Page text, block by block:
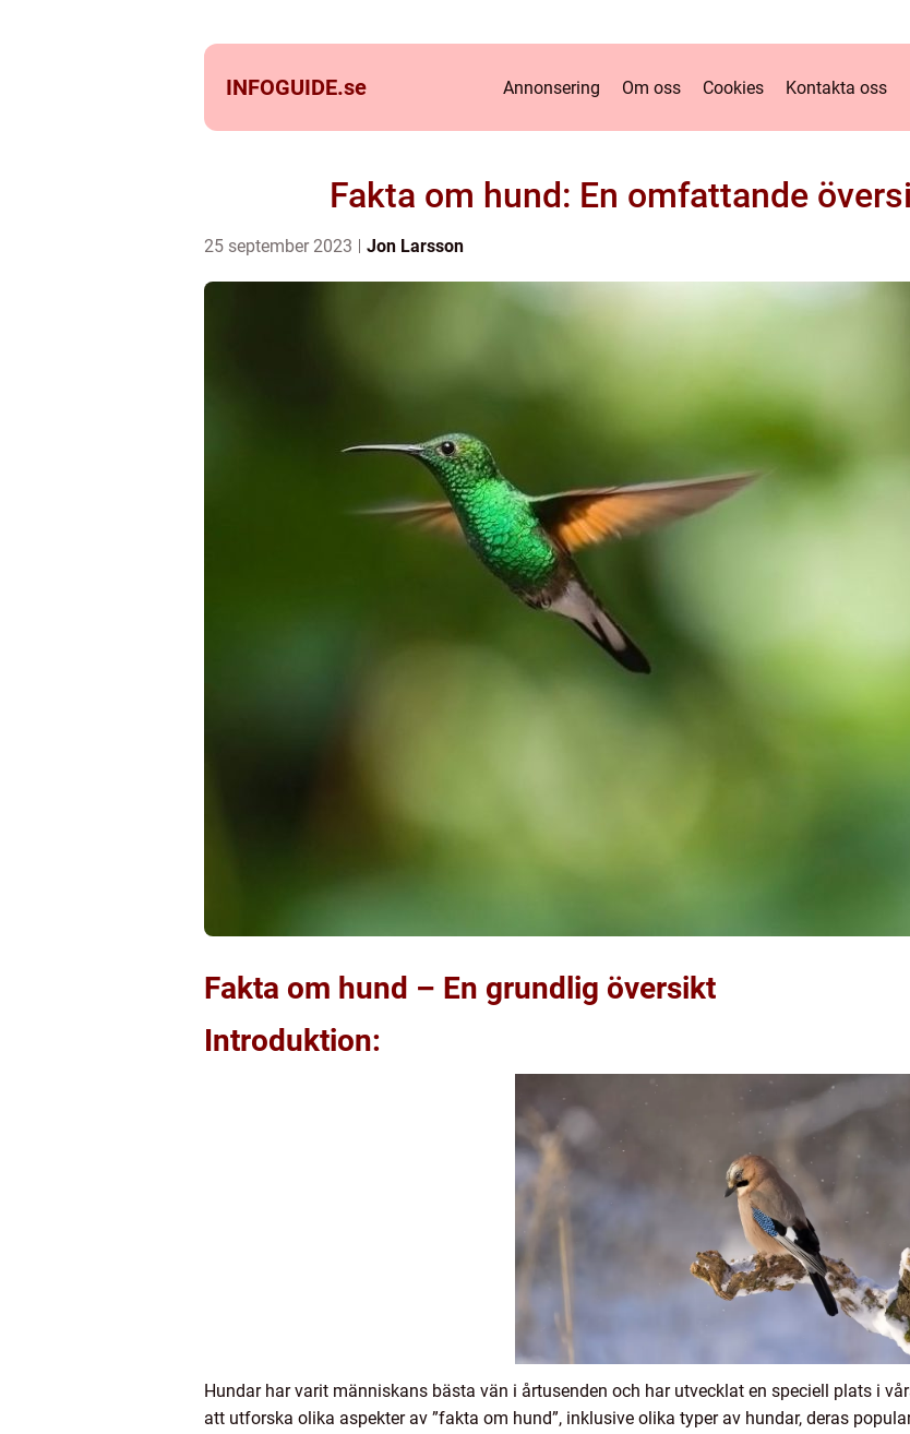
INFOGUIDE.se Annonsering Om oss Cookies Kontakta oss
Fakta om hund: En omfattande
25 september 2023 Jon Larsson
Fakta om hund – En grundlig översikt
Introduktion:
Hundar har varit människans bästa vän i årtusenden och har utvecklat en speciell plats i
att utforska olika aspekter av ”fakta om hund”, inklusive olika typer av hundar, deras